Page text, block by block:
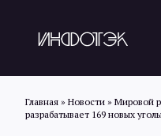
Главная » Новости » Мировой
разрабатывает 169 новых